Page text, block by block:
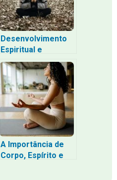
Desenvolvimento
Espiritual e
Autoconhecimento:
Explorando as
Lições da Bíblia
A Importância de
Corpo, Espírito e